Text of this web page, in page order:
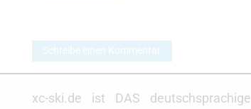
Schreibe einen Kommentar
xc-ski.de ist DAS deutschsprachige